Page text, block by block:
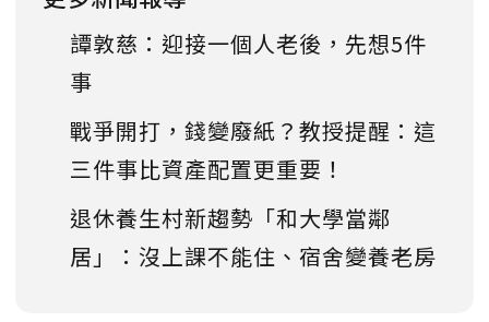
譚敦慈：迎接一個人老後，先想5件
事
戰爭開打，錢變廢紙？教授提醒：這
三件事比資產配置更重要！
退休養生村新趨勢「和大學當鄰
居」：沒上課不能住、宿舍變養老房